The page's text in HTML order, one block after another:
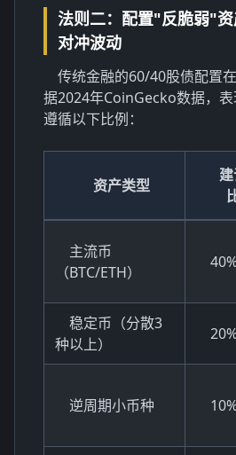
法则二：配置"反脆弱"
对冲波动
传统金融的60/40股债配置
据2024年CoinGecko数据，
遵循以下比例：
资产类型
主流币
（BTC/ETH）
稳定币（分散3
种以上）
逆周期小币种